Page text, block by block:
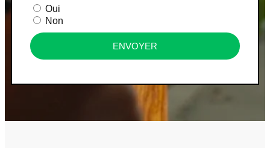
Oui
Non
ENVOYER